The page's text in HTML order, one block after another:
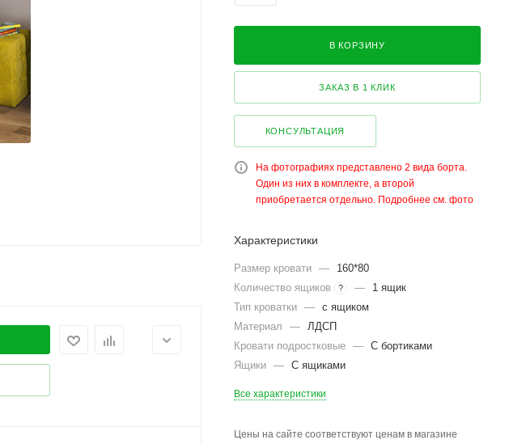
В КОРЗИНУ
ЗАКАЗ В 1 КЛИК
КОНСУЛЬТАЦИЯ
На фотографиях представлено 2 вида борта.
Один из них в комплекте, а второй
приобретается отдельно. Подробнее см. фото
Характеристики
Размер кровати —
160*80
Количество ящиков
? —
1 ящик
Тип кроватки — с ящиком
Материал
— ЛДСП
Кровати подростковые — С бортиками
Ящики — С ящиками
Все характеристики
Цены на сайте соответствуют ценам в магазине